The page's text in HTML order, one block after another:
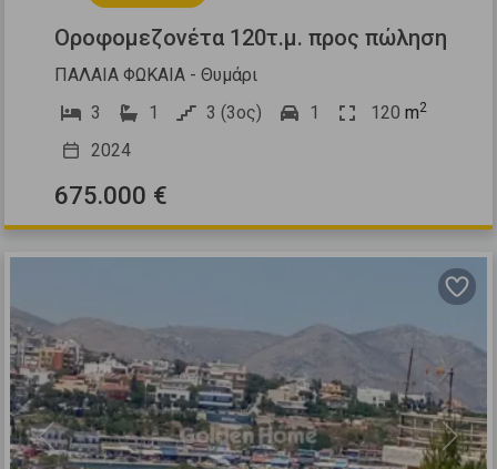
Οροφομεζονέτα 120τ.μ. προς πώληση
ΠΑΛΑΙΑ ΦΩΚΑΙΑ - Θυμάρι
3
1 3 (3ος) 1 120 m2
2024
675.000 €
Previous Next